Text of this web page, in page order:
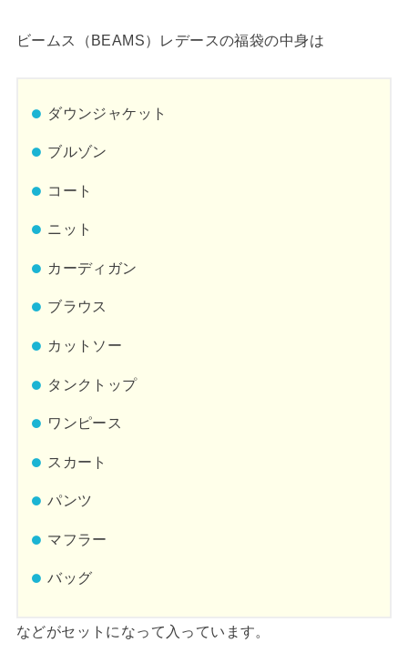
ビームス（BEAMS）レデースの福袋の中身は
ダウンジャケット
ブルゾン
コート
ニット
カーディガン
ブラウス
カットソー
タンクトップ
ワンピース
スカート
パンツ
マフラー
バッグ
などがセットになって入っています。